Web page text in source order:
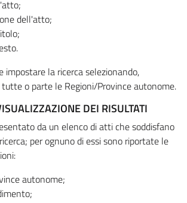
dell'atto;
impostare la ricerca selezionando,
o parte le Regioni/Province autonome.
DEI RISULTATI
da un elenco di atti che soddisfano
per ognuno di essi sono riportate le
autonome;